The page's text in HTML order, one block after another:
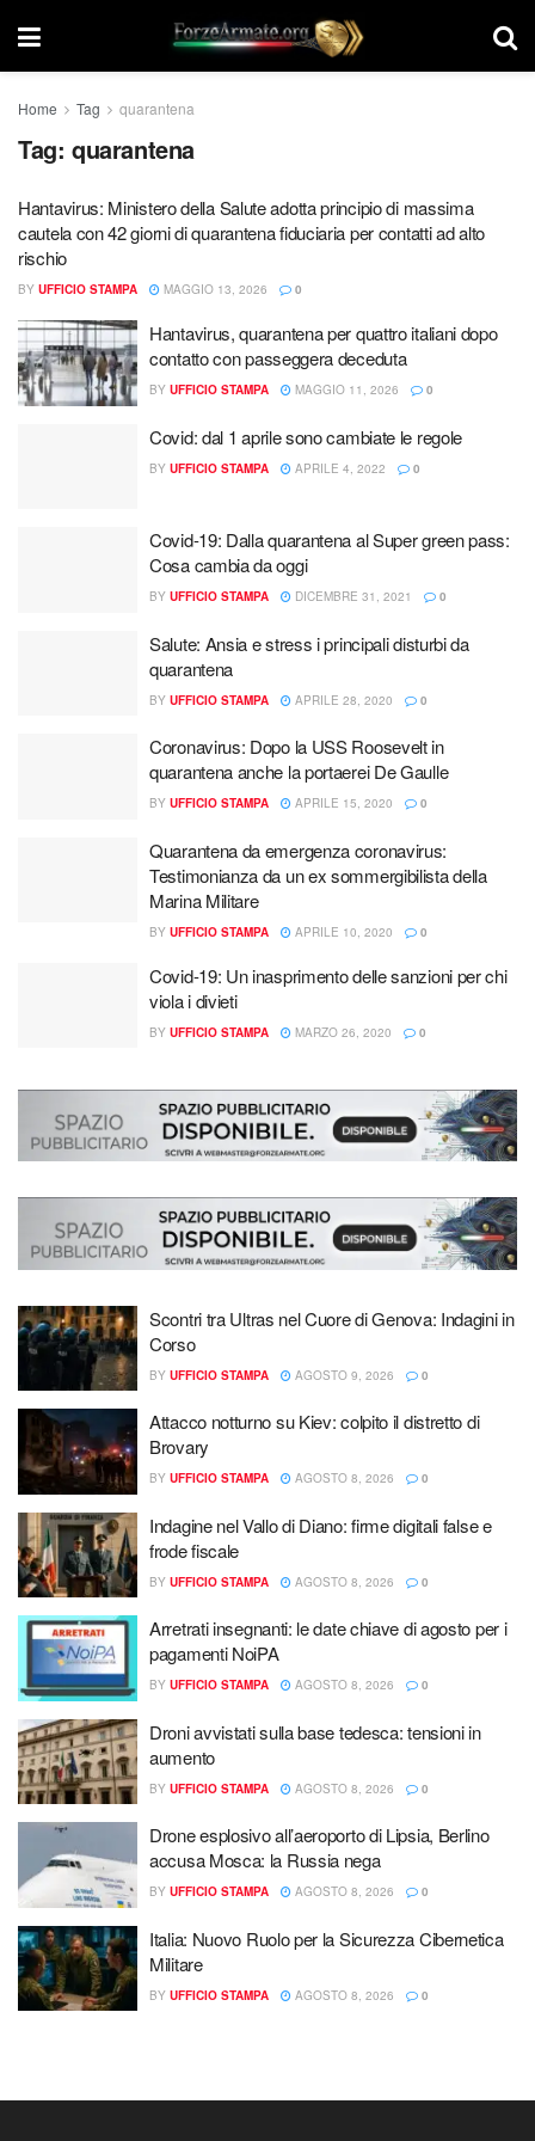
Home Tag quarantena
Tag: quarantena
Hantavirus: Ministero della Salute adotta principio di massima
cautela con 42 giorni di quarantena fiduciaria per contatti ad alto
rischio
BY UFFICIO STAMPA MAGGIO 13, 2026 0
Hantavirus, quarantena per quattro italiani dopo
contatto con passeggera deceduta
BY UFFICIO STAMPA MAGGIO 11, 2026 0
Covid: dal 1 aprile sono cambiate le regole
BY UFFICIO STAMPA APRILE 4, 2022 0
Covid-19: Dalla quarantena al Super green pass:
Cosa cambia da oggi
BY UFFICIO STAMPA DICEMBRE 31, 2021 0
Salute: Ansia e stress i principali disturbi da
quarantena
BY UFFICIO STAMPA APRILE 28, 2020 0
Coronavirus: Dopo la USS Roosevelt in
quarantena anche la portaerei De Gaulle
BY UFFICIO STAMPA APRILE 15, 2020 0
Quarantena da emergenza coronavirus:
Testimonianza da un ex sommergibilista della
Marina Militare
BY UFFICIO STAMPA APRILE 10, 2020 0
Covid-19: Un inasprimento delle sanzioni per chi
viola i divieti
BY UFFICIO STAMPA MARZO 26, 2020 0
Scontri tra Ultras nel Cuore di Genova: Indagini in
Corso
BY UFFICIO STAMPA AGOSTO 9, 2026 0
Attacco notturno su Kiev: colpito il distretto di
Brovary
BY UFFICIO STAMPA AGOSTO 8, 2026 0
Indagine nel Vallo di Diano: firme digitali false e
frode fiscale
BY UFFICIO STAMPA AGOSTO 8, 2026 0
Arretrati insegnanti: le date chiave di agosto per i
pagamenti NoiPA
BY UFFICIO STAMPA AGOSTO 8, 2026 0
Droni avvistati sulla base tedesca: tensioni in
aumento
BY UFFICIO STAMPA AGOSTO 8, 2026 0
Drone esplosivo all’aeroporto di Lipsia, Berlino
accusa Mosca: la Russia nega
BY UFFICIO STAMPA AGOSTO 8, 2026 0
Italia: Nuovo Ruolo per la Sicurezza Cibernetica
Militare
BY UFFICIO STAMPA AGOSTO 8, 2026 0